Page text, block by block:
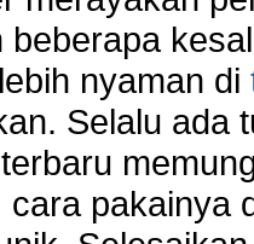
beberapa
nyaman di
Selalu ada
cara pakainya